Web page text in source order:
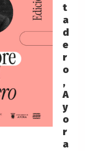
t
a
d
e
r
o
,
A
y
o
r
a